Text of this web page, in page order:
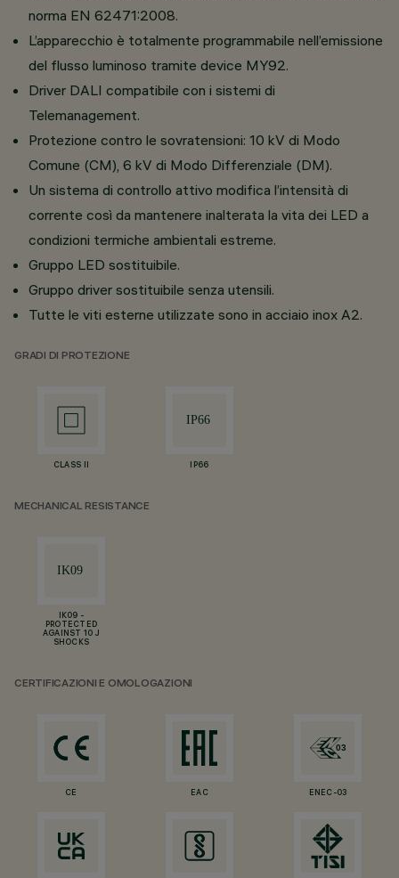
norma EN 62471:2008.
L’apparecchio è totalmente programmabile nell’emissione
del flusso luminoso tramite device MY92.
Driver DALI compatibile con i sistemi di
Telemanagement.
Protezione contro le sovratensioni: 10 kV di Modo
Comune (CM), 6 kV di Modo Differenziale (DM).
Un sistema di controllo attivo modifica l’intensità di
corrente così da mantenere inalterata la vita dei LED a
condizioni termiche ambientali estreme.
Gruppo LED sostituibile.
Gruppo driver sostituibile senza utensili.
Tutte le viti esterne utilizzate sono in acciaio inox A2.
GRADI DI PROTEZIONE
CLASS II IP66
MECHANICAL RESISTANCE
IK09 -
PROTECTED
AGAINST 10 J
SHOCKS
CERTIFICAZIONI E OMOLOGAZIONI
CE EAC ENEC-03